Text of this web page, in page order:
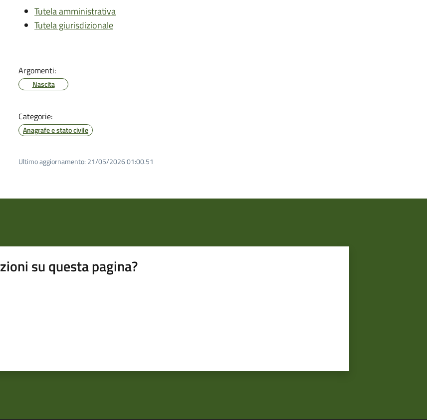
Tutela amministrativa
Tutela giurisdizionale
Argomenti:
Nascita
Categorie:
Anagrafe e stato civile
Ultimo aggiornamento: 21/05/2026 01:00.51
su questa pagina?